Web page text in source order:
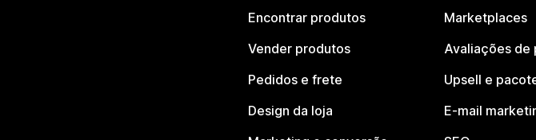
Encontrar produtos
Vender produtos
Pedidos e frete
Design da loja
Marketplaces
Avaliações de
Upsell e
E-mail